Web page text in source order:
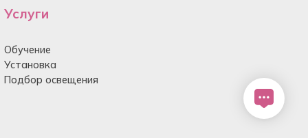
Услуги
Обучение
Установка
Подбор освещения